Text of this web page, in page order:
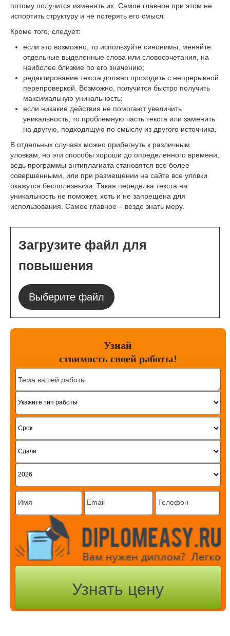
потому получится изменять их. Самое главное при этом не
испортить структуру и не потерять его смысл.
Кроме того, следует:
если это возможно, то используйте синонимы, меняйте
отдельные выделенные слова или словосочетания, на
наиболее близкие по его значению;
редактирование текста должно проходить с непрерывной
перепроверкой. Возможно, получится быстро получить
максимальную уникальность;
если никакие действия не помогают увеличить
уникальность, то проблемную часть текста или заменить
на другую, подходящую по смыслу из другого источника.
В отдельных случаях можно прибегнуть к различным
уловкам, но эти способы хороши до определенного времени,
ведь программы антиплагиата становятся все более
совершенными, или при размещении на сайте все уловки
окажутся бесполезными. Такая переделка текста на
уникальность не поможет, хоть и не запрещена для
использования. Самое главное – везде знать меру.
Загрузите файл для
повышения
Выберите файл
Узнай
стоимость своей работы!